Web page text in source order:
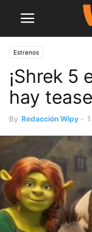
Estrenos
¡Shrek 5
hay
By Redacción Wipy -